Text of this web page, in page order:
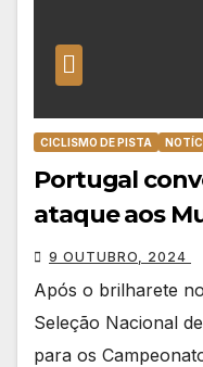
CICLISMO DE PISTA
Portugal
ataque aos
9 OUTUBRO, 2024
Após o brilharete
Seleção Nacional
para os